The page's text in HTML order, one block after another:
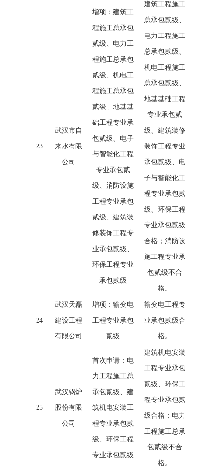
23
武汉市自
来水有限
公司
增项：建筑工
程施工总承包
贰级、电力工
程施工总承包
贰级、机电工
程施工总承包
贰级、地基基
础工程专业承
包贰级、电子
与智能化工程
专业承包贰
级、消防设施
工程专业承包
贰级、建筑装
修装饰工程专
业承包贰级、
环保工程专业
承包贰级
建筑工程施工
总承包贰级、
电力工程施工
总承包贰级、
机电工程施工
总承包贰级、
地基基础工程
专业承包贰
级、建筑装修
装饰工程专业
承包贰级、电
子与智能化工
程专业承包贰
级、环保工程
专业承包贰级
合格；消防设
施工程专业承
包贰级不合
格。
24
武汉天磊
建设工程
有限公司
增项：输变电
工程专业承包
贰级
输变电工程专
业承包贰级合
格。
25
武汉锅炉
股份有限
公司
首次申请：电
力工程施工总
承包贰级、建
筑机电安装工
程专业承包贰
级、环保工程
专业承包贰级
建筑机电安装
工程专业承包
贰级、环保工
程专业承包贰
级合格；电力
工程施工总承
包贰级不合
格。